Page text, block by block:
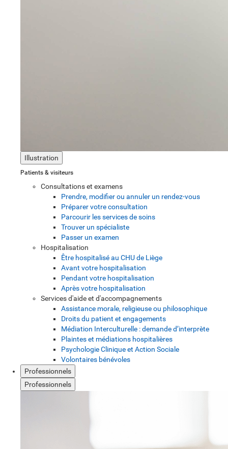
Illustration
Patients & visiteurs
Consultations et examens
Prendre, modifier ou annuler un rendez-vous
Préparer votre consultation
Parcourir les services de soins
Trouver un spécialiste
Passer un examen
Hospitalisation
Être hospitalisé au CHU de Liège
Avant votre hospitalisation
Pendant votre hospitalisation
Après votre hospitalisation
Services d'aide et d'accompagnements
Assistance morale, religieuse ou philosophique
Droits du patient et engagements
Médiation Interculturelle : demande d’interprète
Plaintes et médiations hospitalières
Psychologie Clinique et Action Sociale
Volontaires bénévoles
Professionnels
Professionnels